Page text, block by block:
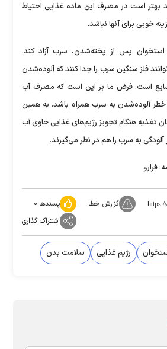
بهتر است در مصرف این ماده‌ غذایی احتیاط
خوبی برای آنها نباشد.
پس از پخته‌شدن، سرب آزاد کند.
فلز سنگین سرب را جدا کنند که آلوده‌شدن
است. فرض ما بر این است که مصرف آب
آلوده‌شدن به سرب همراه باشد. به همین
تغذیه هنگام تجویز رژیم‌های غذایی حاوی آب
آلودگی به سرب را هم در نظر می‌گیرند.
گزارش خطا پسندها:۰
اشتراک گذاری
رژیم غذایی سلامت بدن